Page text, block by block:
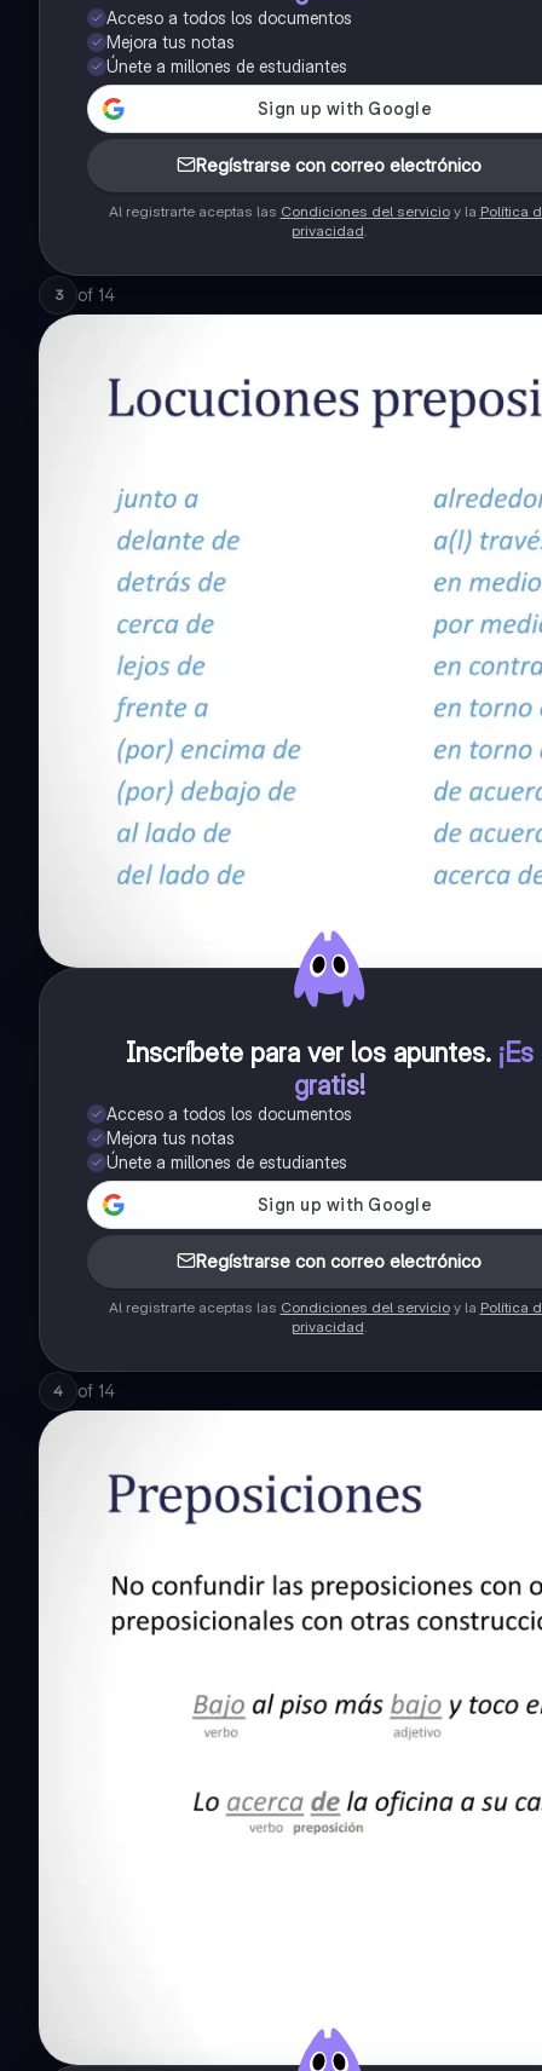
Acceso a todos los documentos
Mejora tus notas
Únete a millones de estudiantes
Regístrarse con correo electrónico
Al registrarte aceptas las Condiciones del servicioy la Política
privacidad
3 of 14
Inscríbete para ver los apuntes. ¡Es
gratis!
Acceso a todos los documentos
Mejora tus notas
Únete a millones de estudiantes
Regístrarse con correo electrónico
Al registrarte aceptas las Condiciones del servicioy la Política
privacidad.
4 of 14